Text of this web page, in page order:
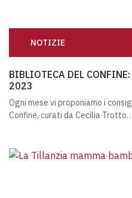
NOTIZIE
BIBLIOTECA DEL
2023
Ogni mese vi proponiamo i
Confine, curati da Cecilia Trotto…